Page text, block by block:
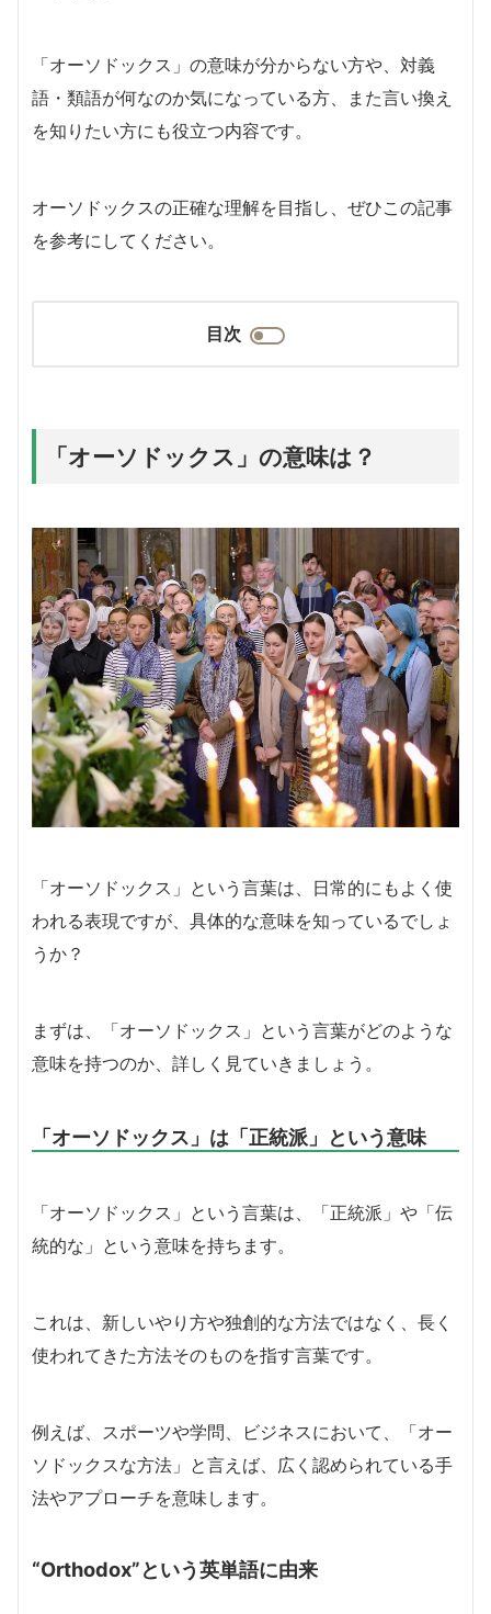
「オーソドックス」の意味が分からない方や、対義
語・類語が何なのか気になっている方、また言い換え
を知りたい方にも役立つ内容です。
オーソドックスの正確な理解を目指し、ぜひこの記事
を参考にしてください。
目次
「オーソドックス」の意味は？
「オーソドックス」という言葉は、日常的にもよく使
われる表現ですが、具体的な意味を知っているでしょ
うか？
まずは、「オーソドックス」という言葉がどのような
意味を持つのか、詳しく見ていきましょう。
「オーソドックス」は「正統派」という意味
「オーソドックス」という言葉は、「正統派」や「伝
統的な」という意味を持ちます。
これは、新しいやり方や独創的な方法ではなく、長く
使われてきた方法そのものを指す言葉です。
例えば、スポーツや学問、ビジネスにおいて、「オー
ソドックスな方法」と言えば、広く認められている手
法やアプローチを意味します。
“Orthodox”という英単語に由来